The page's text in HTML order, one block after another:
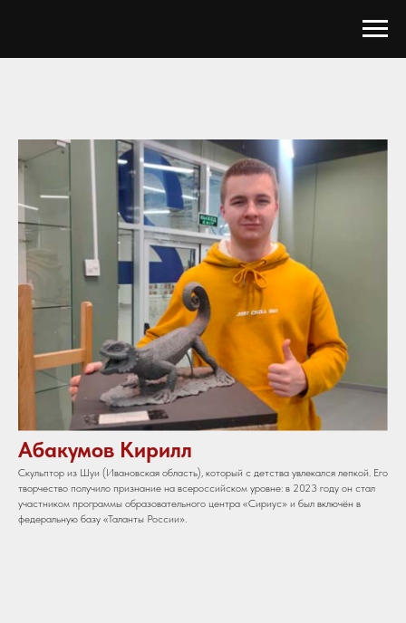
Абакумов Кирилл
Скульптор из Шуи (Ивановская область), который с детства увлекался лепкой. Его
творчество получило признание на всероссийском уровне: в 2023 году он стал
участником программы образовательного центра «Сириус» и был включён в
федеральную базу «Таланты России».